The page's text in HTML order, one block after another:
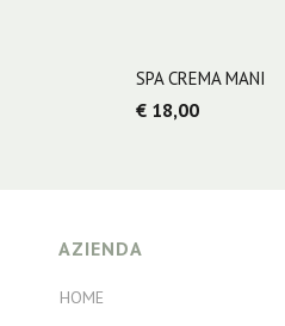
SPA CREMA MANI
€ 18,00
AZIENDA
HOME